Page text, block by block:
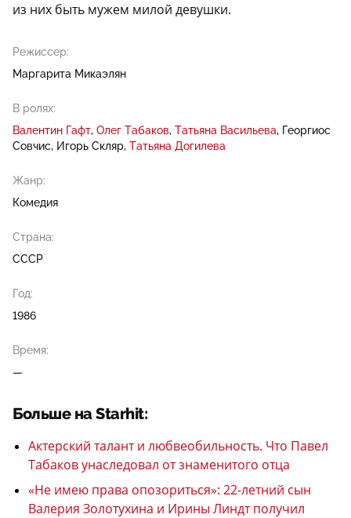
из них быть мужем милой девушки.
Режиссер:
Маргарита Микаэлян
В ролях:
Валентин Гафт Олег Табаков Татьяна Васильева
Георгиос
Совчис Игорь Скляр Татьяна Догилева
Жанр:
Комедия
Страна:
СССР
Год:
1986
Время:
—
Больше на Starhit:
Актерский талант и любвеобильность. Что Павел
Табаков унаследовал от знаменитого отца
«Не имею права опозориться»: 22-летний сын
Валерия Золотухина и Ирины Линдт получил